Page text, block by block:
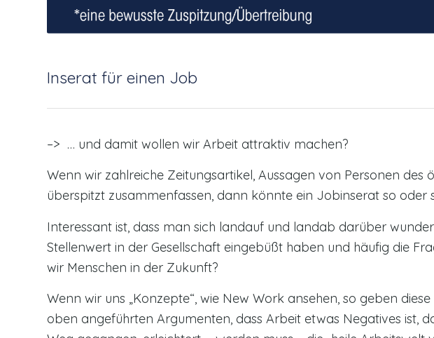
Inserat für einen Job
–> … und damit wollen wir Arbeit attraktiv machen?
Wenn wir zahlreiche Zeitungsartikel, Aussagen von Personen
überspitzt zusammenfassen, dann könnte ein Jobinserat so oder
Interessant ist, dass man sich landauf und landab darüber
Stellenwert in der Gesellschaft eingebüßt haben und häufig die
wir Menschen in der Zukunft?
Wenn wir uns „Konzepte“, wie New Work ansehen, so geben
oben angeführten Argumenten, dass Arbeit etwas Negatives ist,